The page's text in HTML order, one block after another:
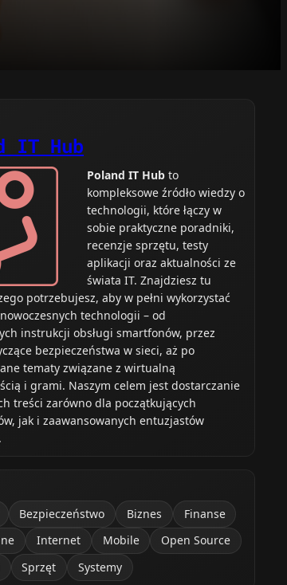
IT Hub
Poland IT Hub to
kompleksowe źródło wiedzy o
technologii, które łączy w
sobie praktyczne poradniki,
recenzje sprzętu, testy
aplikacji oraz aktualności ze
świata IT. Znajdziesz tu
potrzebujesz, aby w pełni wykorzystać
technologii – od
instrukcji obsługi smartfonów, przez
bezpieczeństwa w sieci, aż po
tematy związane z wirtualną
i grami. Naszym celem jest dostarczanie
treści zarówno dla początkujących
jak i zaawansowanych entuzjastów
Bezpieczeństwo Biznes
Finanse
Internet Mobile
Open Source
Sprzęt Systemy